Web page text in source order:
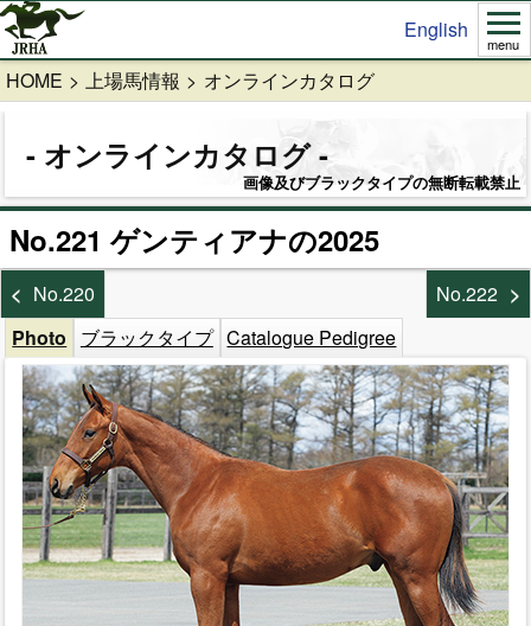
English
menu
HOME 上場馬情報 オンラインカタログ
オンラインカタログ
画像及びブラックタイプの無断転載禁止
No.221 ゲンティアナの2025
No.220
No.222
Photo
ブラックタイプ Catalogue Pedigree